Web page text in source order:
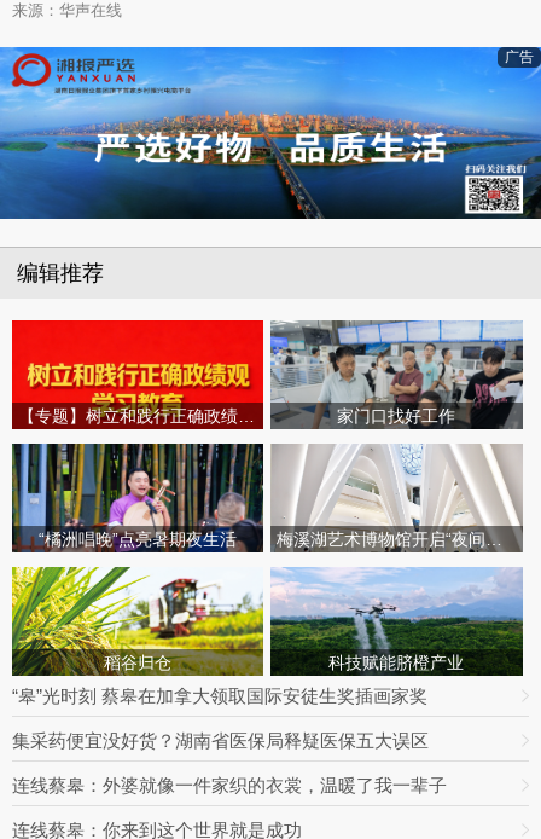
来源：华声在线
广告
编辑推荐
家门口找好工作
“橘洲唱晚”点亮暑期夜生活 梅溪湖艺术博物馆开启“夜间模式”
稻谷归仓 科技赋能脐橙产业
“皋”光时刻 蔡皋在加拿大领取国际安徒生奖插画家奖
集采药便宜没好货？湖南省医保局释疑医保五大误区
连线蔡皋：外婆就像一件家织的衣裳，温暖了我一辈子
连线蔡皋：你来到这个世界就是成功